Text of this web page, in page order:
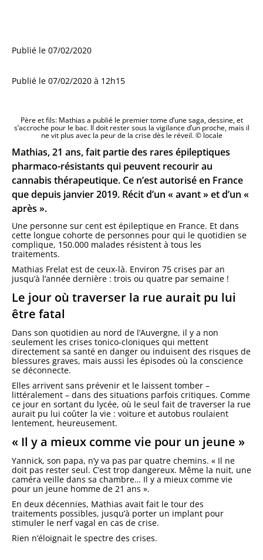
Publié le 07/02/2020
Publié le 07/02/2020 à 12h15
Père et fils: Mathias a publié le premier tome d’une saga, dessine, et
s’accroche pour le bac. Il doit rester sous la vigilance d’un proche, mais il
ne vit plus avec la peur de la crise dès le réveil. © locale
Mathias, 21 ans, fait partie des rares épileptiques
pharmaco-résistants qui peuvent recourir au
cannabis thérapeutique. Ce n’est autorisé en France
que depuis janvier 2019. Récit d’un « avant » et d’un «
après ».
Une personne sur cent est épileptique en France. Et dans
cette longue cohorte de personnes pour qui le quotidien se
complique, 150.000 malades résistent à tous les
traitements.
Mathias Frelat est de ceux-là. Environ 75 crises par an
jusqu’à l’année dernière : trois ou quatre par semaine !
Le jour où traverser la rue aurait pu lui
être fatal
Dans son quotidien au nord de l’Auvergne, il y a non
seulement les crises tonico-cloniques qui mettent
directement sa santé en danger ou induisent des risques de
blessures graves, mais aussi les épisodes où la conscience
se déconnecte.
Elles arrivent sans prévenir et le laissent tomber –
littéralement – dans des situations parfois critiques. Comme
ce jour en sortant du lycée, où le seul fait de traverser la rue
aurait pu lui coûter la vie : voiture et autobus roulaient
lentement, heureusement.
« Il y a mieux comme vie pour un jeune »
Yannick, son papa, n’y va pas par quatre chemins. « Il ne
doit pas rester seul. C’est trop dangereux. Même la nuit, une
caméra veille dans sa chambre… Il y a mieux comme vie
pour un jeune homme de 21 ans ».
En deux décennies, Mathias avait fait le tour des
traitements possibles, jusqu’à porter un implant pour
stimuler le nerf vagal en cas de crise.
Rien n’éloignait le spectre des crises.